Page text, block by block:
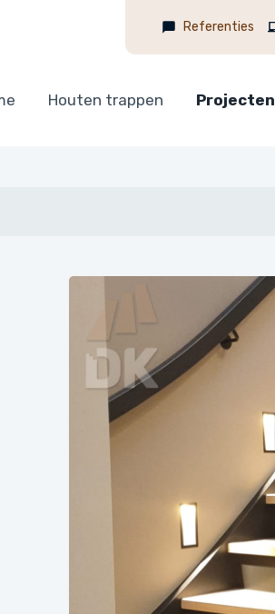
Referenties
Houten trappen Projecten